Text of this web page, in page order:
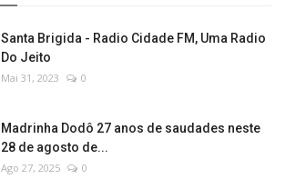
Santa Brigida - Radio Cidade FM, Uma Radio
Do Jeito
Mai 31, 2023 0
Madrinha Dodô 27 anos de saudades neste
28 de agosto de...
Ago 27, 2025 0